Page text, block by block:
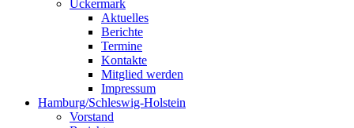
Uckermark
Aktuelles
Berichte
Termine
Kontakte
Mitglied werden
Impressum
Hamburg/Schleswig-Holstein
Vorstand